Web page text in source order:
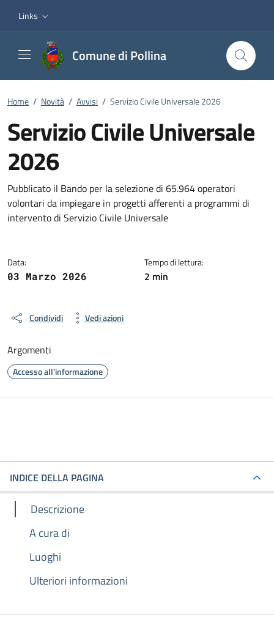
Links
Comune di Pollina
Home / Novità / Avvisi / Servizio Civile Universale 2026
Servizio Civile Universale
2026
Dettagli della notizia
Pubblicato il Bando per la selezione di 65.964 operatori
volontari da impiegare in progetti afferenti a programmi di
intervento di Servizio Civile Universale
Data:
03 Marzo 2026
Tempo di lettura:
2 min
Condividi Vedi azioni
Argomenti
Accesso all'informazione
INDICE DELLA PAGINA
Descrizione
A cura di
Luoghi
Ulteriori informazioni